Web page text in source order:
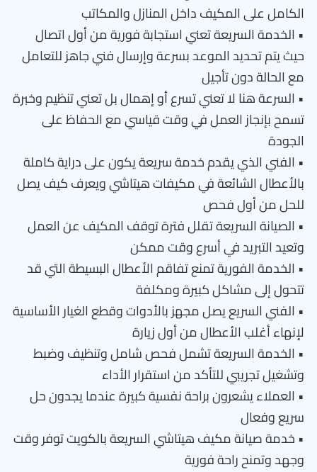
الكامل على المكيف داخل المنازل والمكاتب
• الخدمة السريعة تعني استجابة فورية من أول اتصال
حيث يتم تحديد الموعد بسرعة وإرسال فني جاهز للتعامل
مع الحالة دون تأجيل
• السرعة هنا لا تعني تسرع أو إهمال بل تعني تنظيم وخبرة
تسمح بإنجاز العمل في وقت قياسي مع الحفاظ على
الجودة
• الفني الذي يقدم خدمة سريعة يكون على دراية كاملة
بالأعطال الشائعة في مكيفات هيتاشي ويعرف كيف يصل
للحل من أول فحص
• الصيانة السريعة تقلل فترة توقف المكيف عن العمل
وتعيد التبريد في أسرع وقت ممكن
• الخدمة الفورية تمنع تفاقم الأعطال البسيطة التي قد
تتحول إلى مشاكل كبيرة ومكلفة
• الفني السريع يصل مجهز بالأدوات وقطع الغيار الأساسية
لإنهاء أغلب الأعطال من أول زيارة
• الخدمة السريعة تشمل فحص شامل وتنظيف وضبط
وتشغيل تجريبي للتأكد من استقرار الأداء
• العملاء يشعرون براحة نفسية كبيرة عندما يجدون حل
سريع وفعال
• خدمة صيانة مكيف هيتاشي السريعة بالكويت توفر وقت
وجهد وتمنح راحة فورية